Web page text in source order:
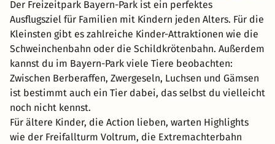
Der Freizeitpark Bayern-Park ist ein perfektes
Ausflugsziel für Familien mit Kindern jeden Alters. Für die
Kleinsten gibt es zahlreiche Kinder-Attraktionen wie die
Schweinchenbahn oder die Schildkrötenbahn. Außerdem
kannst du im Bayern-Park viele Tiere beobachten:
Zwischen Berberaffen, Zwergeseln, Luchsen und Gämsen
ist bestimmt auch ein Tier dabei, das selbst du vielleicht
noch nicht kennst.
Für ältere Kinder, die Action lieben, warten Highlights
wie der Freifallturm Voltrum, die Extremachterbahn